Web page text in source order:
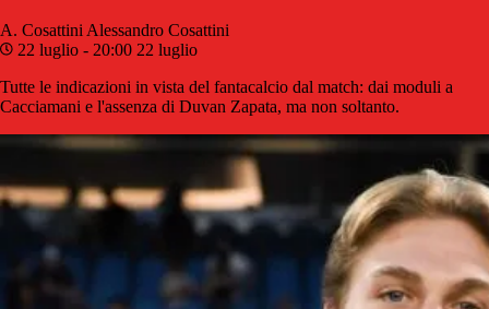
A. Cosattini Alessandro Cosattini
22 luglio - 20:00 22 luglio
Tutte le indicazioni in vista del fantacalcio dal match: dai moduli a
Cacciamani e l'assenza di Duvan Zapata, ma non soltanto.